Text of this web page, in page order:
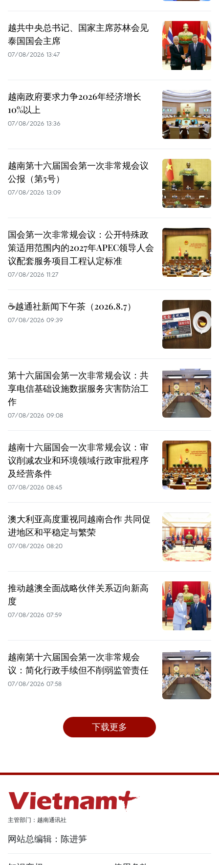
越共中央总书记、国家主席苏林会见
泰国国会主席
07/08/2026 13:47
越南政府要求力争2026年经济增长
10%以上
07/08/2026 13:36
越南第十六届国会第一次非常规会议
公报（第5号）
07/08/2026 13:09
国会第一次非常规会议：公开特殊政
策适用范围内的2027年APEC领导人会
议配套服务项目工程认定标准
07/08/2026 11:27
☕️越通社新闻下午茶（2026.8.7）
07/08/2026 09:39
第十六届国会第一次非常规会议：共
享电信基础设施数据服务灾害防治工
作
07/08/2026 09:08
越南十六届国会一次非常规会议：审
议削减农业和环境领域行政审批程序
及经营条件
07/08/2026 08:45
澳大利亚高度重视同越南合作 共同促
进地区和平稳定与繁荣
07/08/2026 08:20
推动越澳全面战略伙伴关系迈向新高
度
07/08/2026 07:59
越南第十六届国会第一次非常规会
议：简化行政手续但不削弱监管责任
07/08/2026 07:58
下载更多
主管部门：越南通讯社
网站总编辑：陈进笋